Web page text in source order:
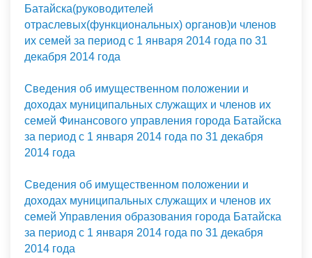
Батайска(руководителей
отраслевых(функциональных) органов)и членов
их семей за период с 1 января 2014 года по 31
декабря 2014 года
Сведения об имущественном положении и
доходах муниципальных служащих и членов их
семей Финансового управления города Батайска
за период с 1 января 2014 года по 31 декабря
2014 года
Сведения об имущественном положении и
доходах муниципальных служащих и членов их
семей Управления образования города Батайска
за период с 1 января 2014 года по 31 декабря
2014 года